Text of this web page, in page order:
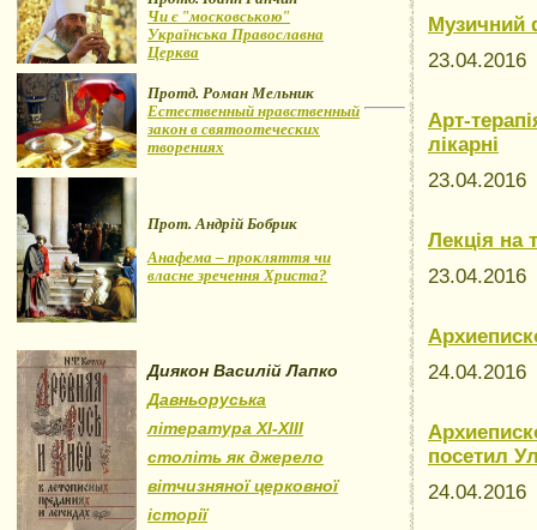
Чи є "московською"
Українська Православна
Церква
Протд. Роман Мельник
Естественный нравственный
закон в святоотеческих
творениях
Прот. Андрій Бобрик
Анафема – прокляття чи
власне зречення Христа?
Диякон Василій Лапко
Давньоруська
література XI-XIII
століть як джерело
вітчизняної церковної
історії
Музичний
23.04.2016
Арт-
лікарні
23.04.2016
Лекція на
23.04.2016
24.04.2016
посетил
24.04.2016